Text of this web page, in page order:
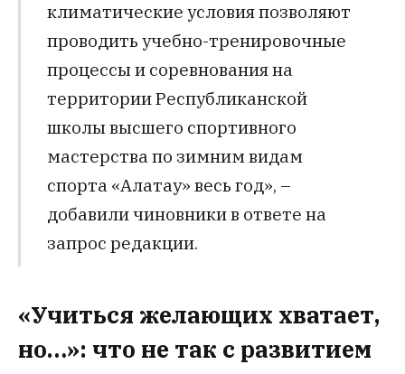
климатические условия позволяют
проводить учебно-тренировочные
процессы и соревнования на
территории Республиканской
школы высшего спортивного
мастерства по зимним видам
спорта «Алатау» весь год», –
добавили чиновники в ответе на
запрос редакции.
«Учиться желающих хватает,
но…»: что не так с развитием